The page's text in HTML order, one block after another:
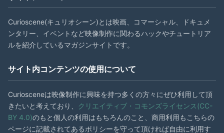
Curioscene(キュリオシーン)とは映画、コマーシャル、ドキュメ
ンタリー、イベントなど映像制作に関わるハックやチュートリア
ルを紹介しているマガジンサイトです。
サイト内コンテンツの使用について
Curiosceneは映像制作に興味を持つ多くの方々にぜひ利用して頂
きたいと考えており、
クリエイティブ・コモンズライセンス(CC-
BY 4.0)のもと個人の利用はもちろんのこと、商用利用もこちらの
ページに記載されてあるポリシーを守って頂ければ自由に利用す